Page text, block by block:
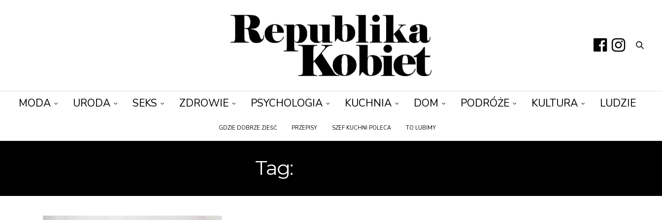
MODA URODA SEKS ZDROWIE PSYCHOLOGIA KUCHNIA DOM PODRÓŻE KULTURA LUDZIE
GDZIE DOBRZE ZJEŚĆ PRZEPISY SZEF KUCHNI POLECA TO LUBIMY
Tag: